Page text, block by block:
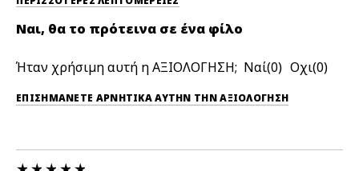
Ναι, θα το πρότεινα σε ένα φίλο
Ήταν χρήσιμη αυτή η ΑΞΙΟΛΟΓΗΣΗ; 0 0
ΕΠΙΣΗΜΆΝΕΤΕ ΑΡΝΗΤΙΚΆ ΑΥΤΉΝ ΤΗΝ ΑΞΙΟΛΟΓΗΣΗ